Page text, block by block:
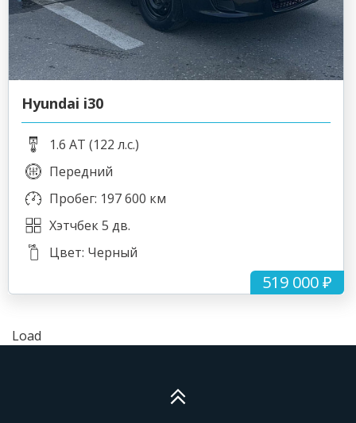
519 000 ₽
Hyundai i30
1.6 AT (122 л.с.)
Передний
Пробег: 197 600 км
Хэтчбек 5 дв.
Цвет: Черный
Load